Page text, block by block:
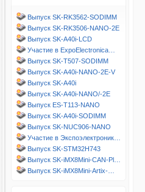
Выпуск SK-RK3562-SODIMM
Выпуск SK-RK3506-NANO-2E
Выпуск SK-A40i-LCD
Участие в ExpoElectronica…
Выпуск SK-T507-SODIMM
Выпуск SK-A40i-NANO-2E-V
Выпуск SK-A40i
Выпуск SK-A40i-NANO/-2E
Выпуск ES-T113-NANO
Выпуск SK-A40i-SODIMM
Выпуск SK-NUC906-NANO
Участие в Экспоэлектроник…
Выпуск SK-STM32H743
Выпуск SK-iMX8Mini-CAN-Pl…
Выпуск SK-iMX8Mini-Artix-…